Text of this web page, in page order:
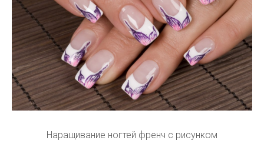
Наращивание ногтей френч с рисунком